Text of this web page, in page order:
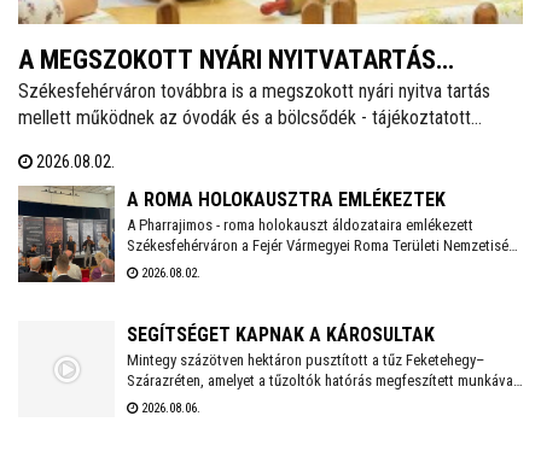
A MEGSZOKOTT NYÁRI NYITVATARTÁS
MELLETT MŰKÖDNEK A FEHÉRVÁRI ÓVODÁK
ÉS BÖLCSŐDÉK
Székesfehérváron továbbra is a megszokott nyári nyitva tartás
mellett működnek az óvodák és a bölcsődék - tájékoztatott
megszokott nyári nyitva tartással fogadják a piciket a bölcsődék
és az óvodák!
2026.08.02.
A ROMA HOLOKAUSZTRA EMLÉKEZTEK
A Pharrajimos - roma holokauszt áldozataira emlékezett
Székesfehérváron a Fejér Vármegyei Roma Területi Nemzetiségi
Önkormányzat, ahova az egész vármegyéből érkeztek
múlt fájdalmát a Romano Glaszo közreműködésével.
2026.08.02.
SEGÍTSÉGET KAPNAK A KÁROSULTAK
Mintegy százötven hektáron pusztított a tűz Feketehegy–
Szárazréten, amelyet a tűzoltók hatórás megfeszített munkával
fékeztek meg. Az önkormányzat megkezdte a károsultak
2026.08.06.